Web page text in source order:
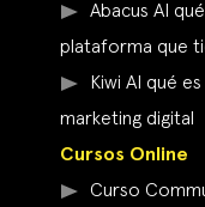
Abacus AI
plataforma que
Kiwi AI qué
marketing digital
Cursos Online
Curso